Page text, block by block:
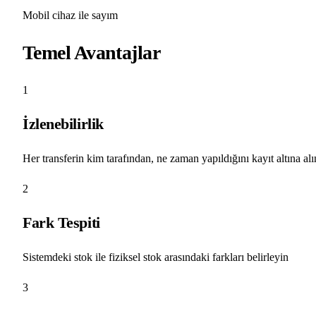
Mobil cihaz ile sayım
Temel Avantajlar
1
İzlenebilirlik
Her transferin kim tarafından, ne zaman yapıldığını kayıt altına
2
Fark Tespiti
Sistemdeki stok ile fiziksel stok arasındaki farkları belirleyin
3